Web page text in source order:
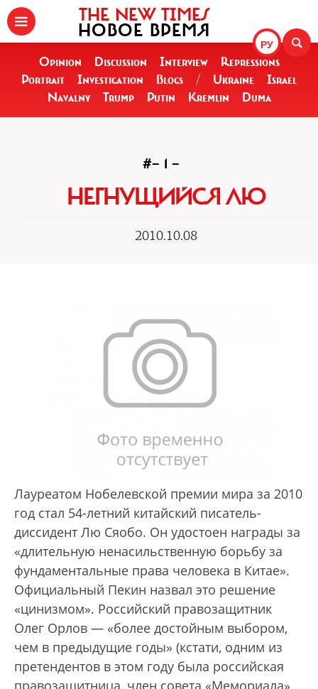
РУ
THE NEW TIMES
НОВОЕ ВРЕМЯ
Opinion Discussion Interview
Repressions
Portrait
Investigation Blogs / Ukraine
Israel
Navalny
Trump Putin Kremlin Duma
#— 1 —
НЕГНУЩИЙСЯ ЛЮ
2010.10.08
Лауреатом Нобелевской премии мира за 2010
год стал 54-летний китайский писатель-
диссидент Лю Сяобо. Он удостоен награды за
«длительную ненасильственную борьбу за
фундаментальные права человека в Китае».
Официальный Пекин назвал это решение
«цинизмом». Российский правозащитник
Олег Орлов — «более достойным выбором,
чем в предыдущие годы» (кстати, одним из
претендентов в этом году была российская